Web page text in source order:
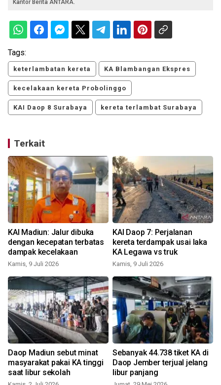
Kantor Berita ANTARA.
Tags:
keterlambatan kereta KA Blambangan Ekspres
kecelakaan kereta Probolinggo
KAI Daop 8 Surabaya kereta terlambat Surabaya
Terkait
KAI Madiun: Jalur dibuka
dengan kecepatan terbatas
dampak kecelakaan
Kamis, 9 Juli 2026
KAI Daop 7: Perjalanan
kereta terdampak usai laka
KA Legawa vs truk
Kamis, 9 Juli 2026
Daop Madiun sebut minat
masyarakat pakai KA tinggi
saat libur sekolah
Sebanyak 44.738 tiket KA di
Daop Jember terjual jelang
libur panjang